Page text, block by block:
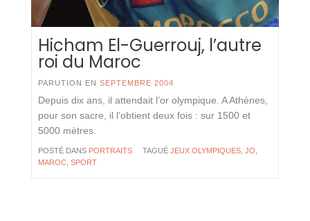
Hicham El-Guerrouj, l’autre
roi du Maroc
PARUTION EN SEPTEMBRE 2004
Depuis dix ans, il attendait l’or olympique. A Athènes,
pour son sacre, il l’obtient deux fois : sur 1500 et
5000 mètres.
POSTÉ DANS PORTRAITS TAGUÉ JEUX OLYMPIQUES JO
MAROC SPORT